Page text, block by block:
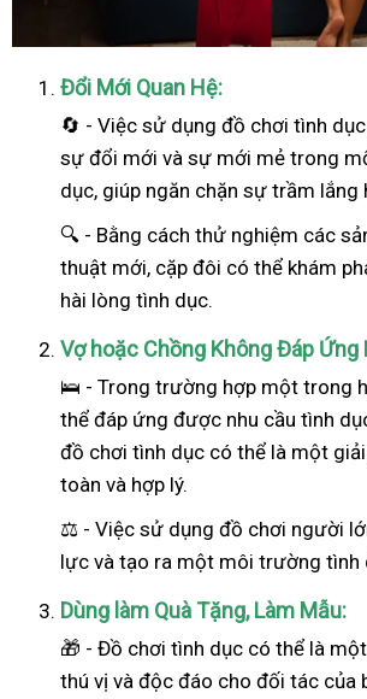
Đổi Mới Quan Hệ:
🔄 - Việc sử dụng đồ chơi tình
sự đổi mới và sự mới mẻ trong
dục, giúp ngăn chặn sự trầm lắng
🔍 - Bằng cách thử nghiệm các
thuật mới, cặp đôi có thể khám
hài lòng tình dục.
Vợ hoặc Chồng Không Đáp Ứng
🛌 - Trong trường hợp một trong
thể đáp ứng được nhu cầu tình
đồ chơi tình dục có thể là một
toàn và hợp lý.
⚖️ - Việc sử dụng đồ chơi người
lực và tạo ra một môi trường tình
Dùng làm Quà Tặng, Làm Mẫu:
🎁 - Đồ chơi tình dục có thể là
thú vị và độc đáo cho đối tác của